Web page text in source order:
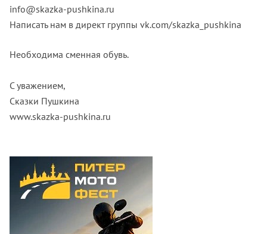
info@skazka-pushkina.ru
Написать нам в директ группы vk.com/skazka_pushkina
Необходима сменная обувь.
С уважением,
Сказки Пушкина
www.skazka-pushkina.ru